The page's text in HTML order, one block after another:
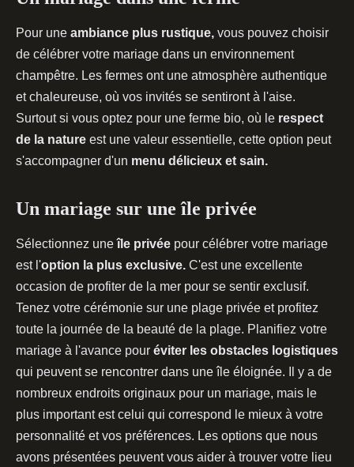
Pour une ambiance plus rustique, vous pouvez choisir
de célébrer votre mariage dans un environnement
champêtre. Les fermes ont une atmosphère authentique
et chaleureuse, où vos invités se sentiront à l'aise.
Surtout si vous optez pour une ferme bio, où le respect
de la nature est une valeur essentielle, cette option peut
s'accompagner d'un menu délicieux et sain.
Un mariage sur une île privée
Sélectionnez uneîle privée pour célébrer votre mariage
est l'option la plus exclusive. C'est une excellente
occasion de profiter de la mer pour se sentir exclusif.
Tenez votre cérémonie sur une plage privée et profitez
toute la journée de la beauté de la plage. Planifiez votre
mariage à l'avance pour éviter les obstacles logistiques
qui peuvent se rencontrer dans une île éloignée. Il y a de
nombreux endroits originaux pour un mariage, mais le
plus important est celui qui correspond le mieux à votre
personnalité et vos préférences. Les options que nous
avons présentées peuvent vous aider à trouver votre lieu